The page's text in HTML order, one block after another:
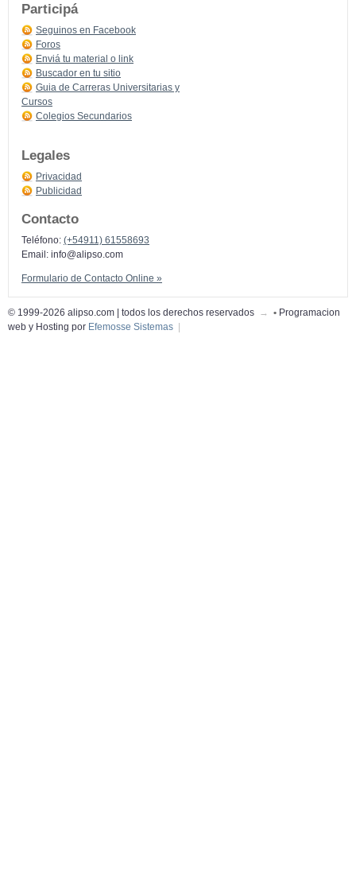
Participá
Seguinos en Facebook
Foros
Enviá tu material o link
Buscador en tu sitio
Guia de Carreras Universitarias y
Cursos
Colegios Secundarios
Legales
Privacidad
Publicidad
Contacto
Teléfono: (+54911) 61558693
Email: info@alipso.com
Formulario de Contacto Online »
© 1999-2026 alipso.com | todos los derechos reservados → • Programacion
web y Hosting por Efemosse Sistemas |